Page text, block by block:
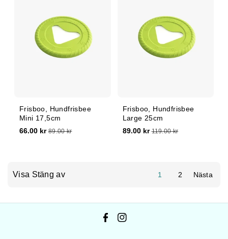
Frisboo, Hundfrisbee
Mini 17,5cm
66.00 kr 89.00 kr
Frisboo, Hundfrisbee
Large 25cm
89.00 kr119.00 kr
Visa Stäng av 1 2 Nästa
F
I